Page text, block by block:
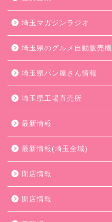
埼玉マガジンラジオ
埼玉県のグルメ自動販売機
埼玉県パン屋さん情報
埼玉県工場直売所
最新情報
最新情報(埼玉全域)
閉店情報
開店情報